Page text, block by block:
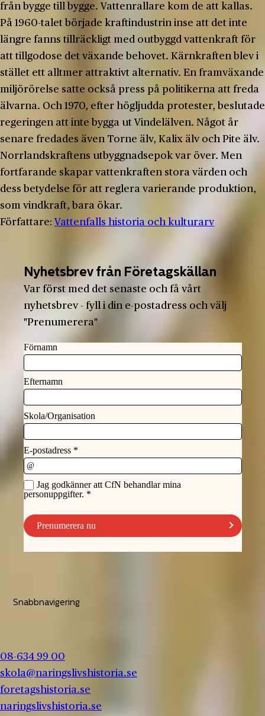
från bygge till bygge. Vattenrallare kom de att kallas.
På 1960-talet började kraftindustrin inse att det inte
längre fanns tillräckligt med outbyggd vattenkraft för
att tillgodose det växande behovet. Kärnkraften blev i
stället ett alltmer attraktivt alternativ. En framväxande
miljörörelse satte också press på politikerna att freda
älvarna. Och 1970, efter högljudda protester, beslutade
regeringen att inte bygga ut Vindelälven. Något år
senare fredades även Torne älv, Kalix älv och Pite älv.
Norrlandskraftens utbyggnadsepok var över. Men
fortfarande skapar vattenkraften stora värden och
dess betydelse för att reglera varierande produktion,
som vindkraft, bara ökar.
Författare: Vattenfalls historia och kulturarv
Nyhetsbrev från Företagskällan
Var först med det senaste och få vårt
nyhetsbrev - fyll i din e-postadress och välj
"Prenumerera"
Snabbnavigering
08-634 99 00
skola@naringslivshistoria.se
foretagshistoria.se
naringslivshistoria.se